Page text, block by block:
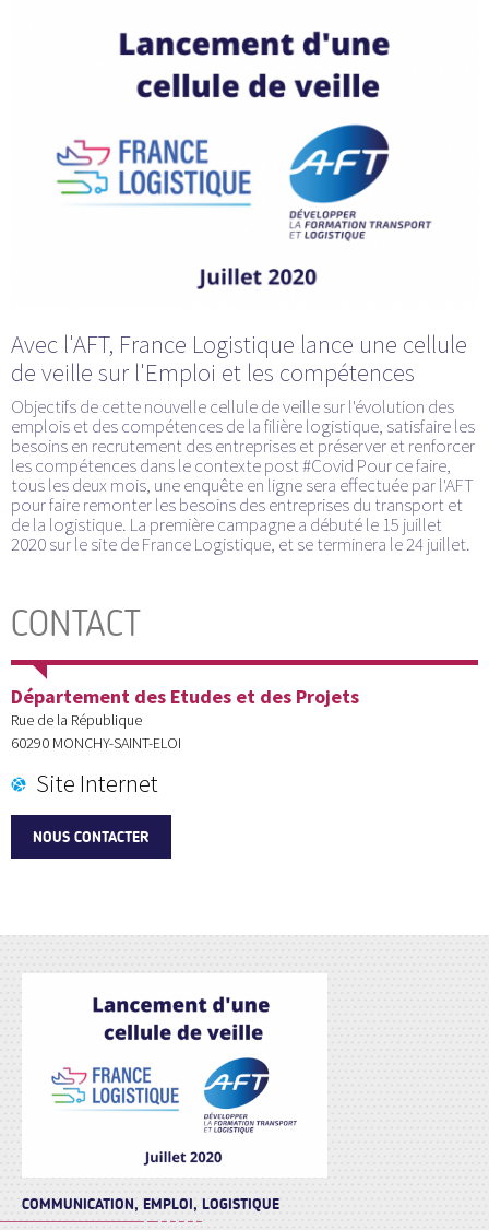
Avec l'AFT, France Logistique lance une cellule
de veille sur l'Emploi et les compétences
Objectifs de cette nouvelle cellule de veille sur l'évolution des
emplois et des compétences de la filière logistique, satisfaire les
besoins en recrutement des entreprises et préserver et renforcer
les compétences dans le contexte post #Covid Pour ce faire,
tous les deux mois, une enquête en ligne sera effectuée par l'AFT
pour faire remonter les besoins des entreprises du transport et
de la logistique. La première campagne a débuté le 15 juillet
2020 sur le site de France Logistique, et se terminera le 24 juillet.
CONTACT
Département des Etudes et des Projets
Rue de la République
60290 MONCHY-SAINT-ELOI
Site Internet
NOUS CONTACTER
COMMUNICATION, EMPLOI, LOGISTIQUE